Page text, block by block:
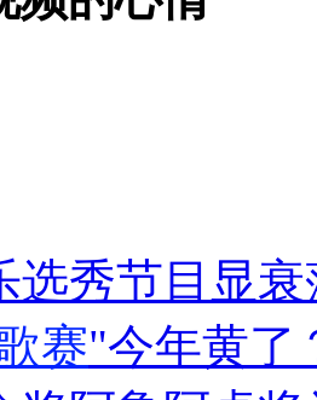
警民合力深夜将其击毙
人 痛下狠手拳打脚踢
选秀节目显
赛"今年黄了